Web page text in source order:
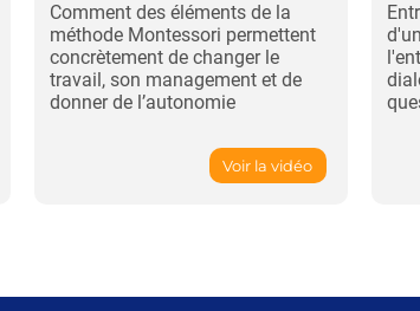
Comment des éléments de la
méthode Montessori permettent
concrètement de changer le
travail, son management et de
donner de l’autonomie
Voir la vidéo